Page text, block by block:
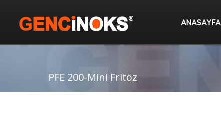
ANASAYFA
PFE 200-Mini Fritöz